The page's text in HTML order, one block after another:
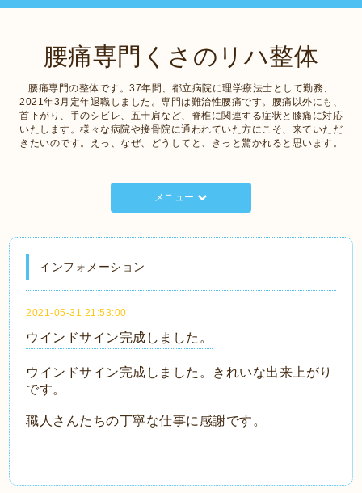
腰痛専門くさのリハ整体
腰痛専門の整体です。37年間、都立病院に理学療法士として勤務、
2021年3月定年退職しました。専門は難治性腰痛です。腰痛以外にも、
首下がり、手のシビレ、五十肩など、脊椎に関連する症状と膝痛に対応
いたします。様々な病院や接骨院に通われていた方にこそ、来ていただ
きたいのです。えっ、なぜ、どうしてと、きっと驚かれると思います。
メニュー
インフォメーション
2021-05-31 21:53:00
ウインドサイン完成しました。
ウインドサイン完成しました。きれいな出来上がり
です。
職人さんたちの丁寧な仕事に感謝です。